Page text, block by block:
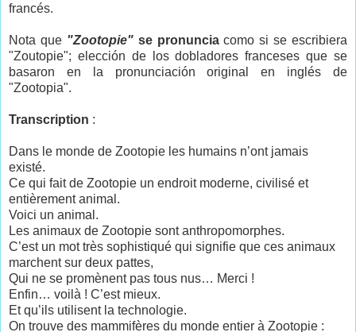
francés.
Nota que "Zootopie" se pronunciacomo si se escribiera
"Zoutopie"; elección de los dobladores franceses que se
basaron en la pronunciación original en inglés de
"Zootopia".
Transcription :
Dans le monde de Zootopie les humains n’ont jamais
existé.
Ce qui fait de Zootopie un endroit moderne, civilisé et
entièrement animal.
Voici un animal.
Les animaux de Zootopie sont anthropomorphes.
C’est un mot très sophistiqué qui signifie que ces animaux
marchent sur deux pattes,
Qui ne se promènent pas tous nus… Merci !
Enfin… voilà ! C’est mieux.
Et qu’ils utilisent la technologie.
On trouve des mammifères du monde entier à Zootopie :